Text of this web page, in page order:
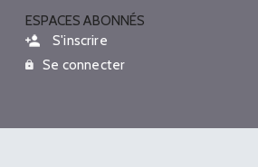
ESPACES ABONNÉS
S'inscrire
Se connecter